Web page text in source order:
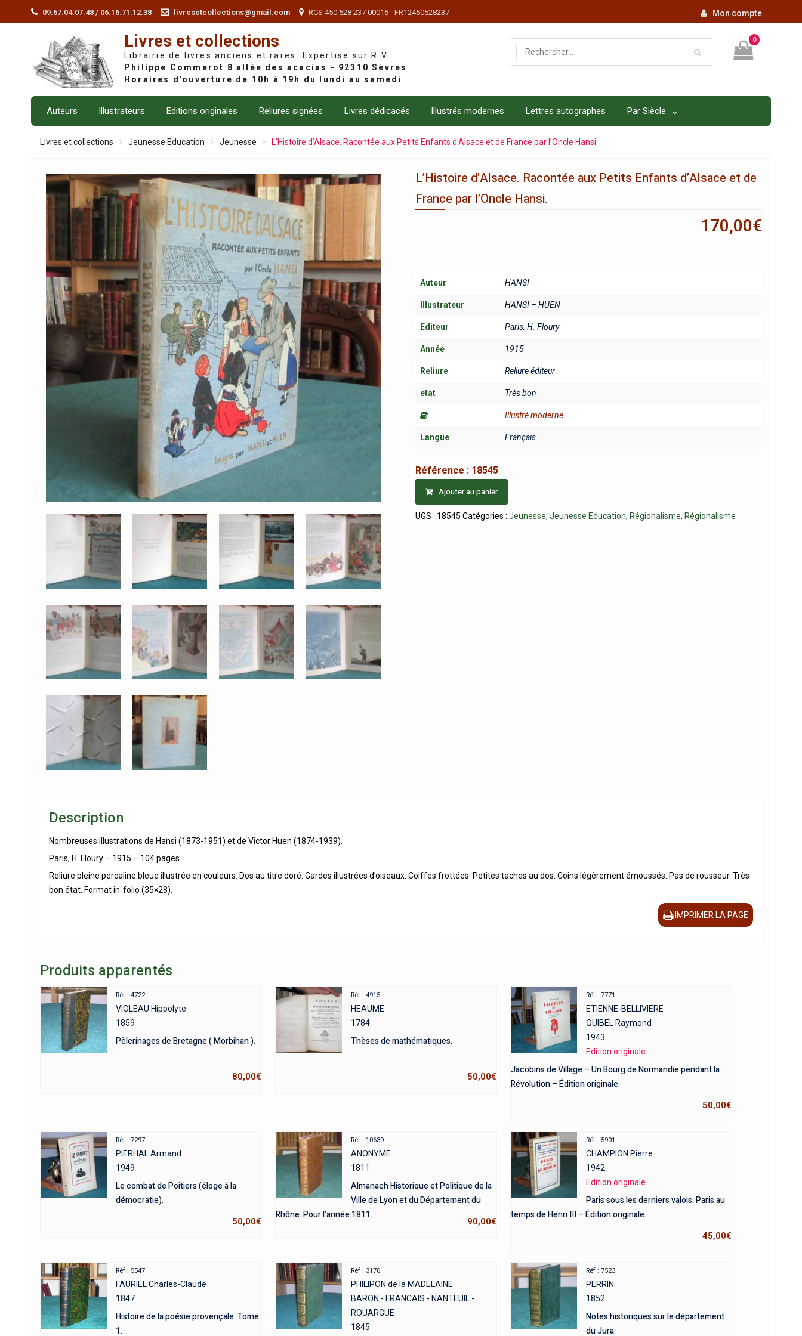
09.67.04.07.48 / 06.16.71.12.38 livresetcollections@gmail.com RCS 450 528 237 00016 - FR12450528237 Mon compte
Livres et collections
Librairie de livres anciens et rares. Expertise sur R.V.
0
Auteurs Illustrateurs Editions originales Reliures signées Livres dédicacés Illustrés modernes Lettres autographes Par Siècle
Livres et collections Jeunesse Education Jeunesse L’Histoire d’Alsace. Racontée aux Petits Enfants d’Alsace et de France par l’Oncle Hansi.
L’Histoire d’Alsace. Racontée aux Petits Enfants d’Alsace et de
France par l’Oncle Hansi.
170,00€
Auteur HANSI
Illustrateur HANSI – HUEN
Editeur Paris, H. Floury
Année 1915
Reliure Reliure éditeur
etat Très bon
Illustré moderne
Langue Français
Référence : 18545
Ajouter au panier
UGS : 18545 Catégories :Jeunesse,Jeunesse Education, Régionalisme, Régionalisme
Description
Nombreuses illustrations de Hansi (1873-1951) et de Victor Huen (1874-1939).
Paris, H. Floury – 1915 – 104 pages.
Reliure pleine percaline bleue illustrée en couleurs. Dos au titre doré. Gardes illustrées d’oiseaux. Coiffes frottées. Petites taches au dos. Coins légèrement émoussés. Pas de rousseur. Très
bon état. Format in-folio (35×28).
IMPRIMER LA PAGE
Produits apparentés
Réf : 4722
VIOLEAU Hippolyte
1859
Pèlerinages de Bretagne ( Morbihan ).
80,00€
Réf : 4915
HEAUME
1784
Thèses de mathématiques.
50,00€
Réf : 7771
ETIENNE-BELLIVIERE
QUIBEL Raymond
1943
Edition originale
Jacobins de Village – Un Bourg de Normandie pendant la
Révolution – Édition originale.
50,00€
Réf : 7297
PIERHAL Armand
1949
Le combat de Poitiers (éloge à la
démocratie).
50,00€
Réf : 10639
ANONYME
1811
Almanach Historique et Politique de la
Ville de Lyon et du Département du
Rhône. Pour l’année 1811.
90,00€
Réf : 5901
CHAMPION Pierre
1942
Edition originale
Paris sous les derniers valois. Paris au
temps de Henri III – Édition originale.
45,00€
Réf : 5547
FAURIEL Charles-Claude
1847
Histoire de la poésie provençale. Tome
1.
Réf : 3176
PHILIPON de la MADELAINE
BARON - FRANCAIS - NANTEUIL -
ROUARGUE
1845
Réf : 7523
PERRIN
1852
Notes historiques sur le département
du Jura.